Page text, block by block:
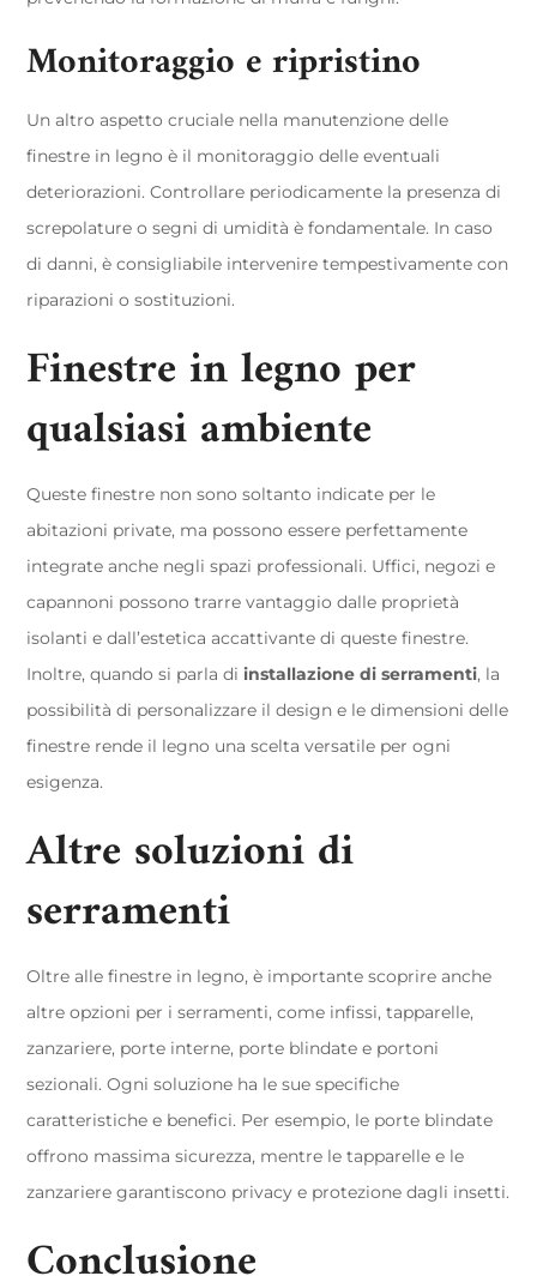
Monitoraggio e ripristino
Un altro aspetto cruciale nella manutenzione delle
finestre in legno è il monitoraggio delle eventuali
deteriorazioni. Controllare periodicamente la presenza di
screpolature o segni di umidità è fondamentale. In caso
di danni, è consigliabile intervenire tempestivamente con
riparazioni o sostituzioni.
Finestre in legno per
qualsiasi ambiente
Queste finestre non sono soltanto indicate per le
abitazioni private, ma possono essere perfettamente
integrate anche negli spazi professionali. Uffici, negozi e
capannoni possono trarre vantaggio dalle proprietà
isolanti e dall’estetica accattivante di queste finestre.
Inoltre, quando si parla diinstallazione di serramenti, la
possibilità di personalizzare il design e le dimensioni delle
finestre rende il legno una scelta versatile per ogni
esigenza.
Altre soluzioni di
serramenti
Oltre alle finestre in legno, è importante scoprire anche
altre opzioni per i serramenti, come infissi, tapparelle,
zanzariere, porte interne, porte blindate e portoni
sezionali. Ogni soluzione ha le sue specifiche
caratteristiche e benefici. Per esempio, le porte blindate
offrono massima sicurezza, mentre le tapparelle e le
zanzariere garantiscono privacy e protezione dagli insetti.
Conclusione